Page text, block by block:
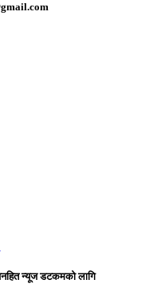
जनहित न्यूज डटकमको लागि